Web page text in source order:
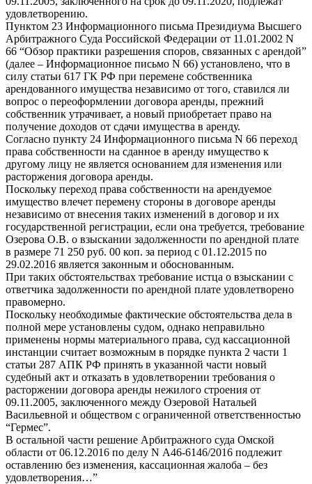
удовлетворению.
Пунктом 23 Информационного письма Президиума Высшего
Арбитражного Суда Российской Федерации от 11.01.2002 N
66 “Обзор практики разрешения споров, связанных с арендой”
(далее – Информационное письмо N 66) установлено, что в
силу статьи 617 ГК РФ при перемене собственника
арендованного имущества независимо от того, ставился ли
вопрос о переоформлении договора аренды, прежний
собственник утрачивает, а новый приобретает право на
получение доходов от сдачи имущества в аренду.
Согласно пункту 24 Информационного письма N 66 переход
права собственности на сданное в аренду имущество к
другому лицу не является основанием для изменения или
расторжения договора аренды.
Поскольку переход права собственности на арендуемое
имущество влечет перемену стороны в договоре аренды
независимо от внесения таких изменений в договор и их
государственной регистрации, если она требуется, требование
Озерова О.В. о взыскании задолженности по арендной плате
в размере 71 250 руб. 00 коп. за период с 01.12.2015 по
29.02.2016 является законным и обоснованным.
При таких обстоятельствах требование истца о взыскании с
ответчика задолженности по арендной плате удовлетворено
правомерно.
Поскольку необходимые фактические обстоятельства дела в
полной мере установлены судом, однако неправильно
применены нормы материального права, суд кассационной
инстанции считает возможным в порядке пункта 2 части 1
статьи 287 АПК РФ принять в указанной части новый
судебный акт и отказать в удовлетворении требования о
расторжении договора аренды нежилого строения от
09.11.2005, заключенного между Озеровой Натальей
Васильевной и обществом с ограниченной ответственностью
“Гермес”.
В остальной части решение Арбитражного суда Омской
области от 06.12.2016 по делу N А46-6146/2016 подлежит
оставлению без изменения, кассационная жалоба – без
удовлетворения…”